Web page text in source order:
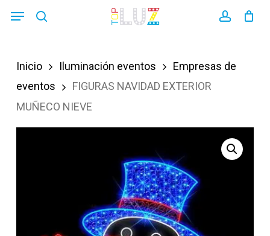
content
Menu
Inicio Iluminación eventos
Empresas de
eventos
FIGURAS NAVIDAD EXTERIOR
MUÑECO NIEVE